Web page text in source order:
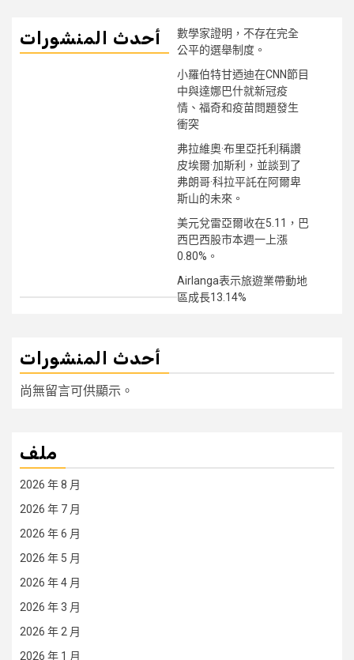
أحدث المنشورات
數學家證明，不存在完全
公平的選舉制度。
小羅伯特甘迺迪在CNN節目
中與達娜巴什就新冠疫
情、福奇和疫苗問題發生
衝突
弗拉維奧·布里亞托利稱讚
皮埃爾·加斯利，並談到了
弗朗哥·科拉平託在阿爾卑
斯山的未來。
美元兌雷亞爾收在5.11，巴
西巴西股市本週一上漲
0.80%。
Airlanga表示旅遊業帶動地
區成長13.14%
أحدث المنشورات
尚無留言可供顯示。
ملف
2026 年 8 月
2026 年 7 月
2026 年 6 月
2026 年 5 月
2026 年 4 月
2026 年 3 月
2026 年 2 月
2026 年 1 月